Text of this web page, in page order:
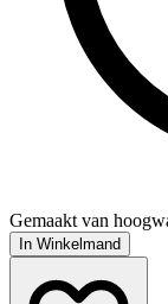
Gemaakt van
In Winkelmand